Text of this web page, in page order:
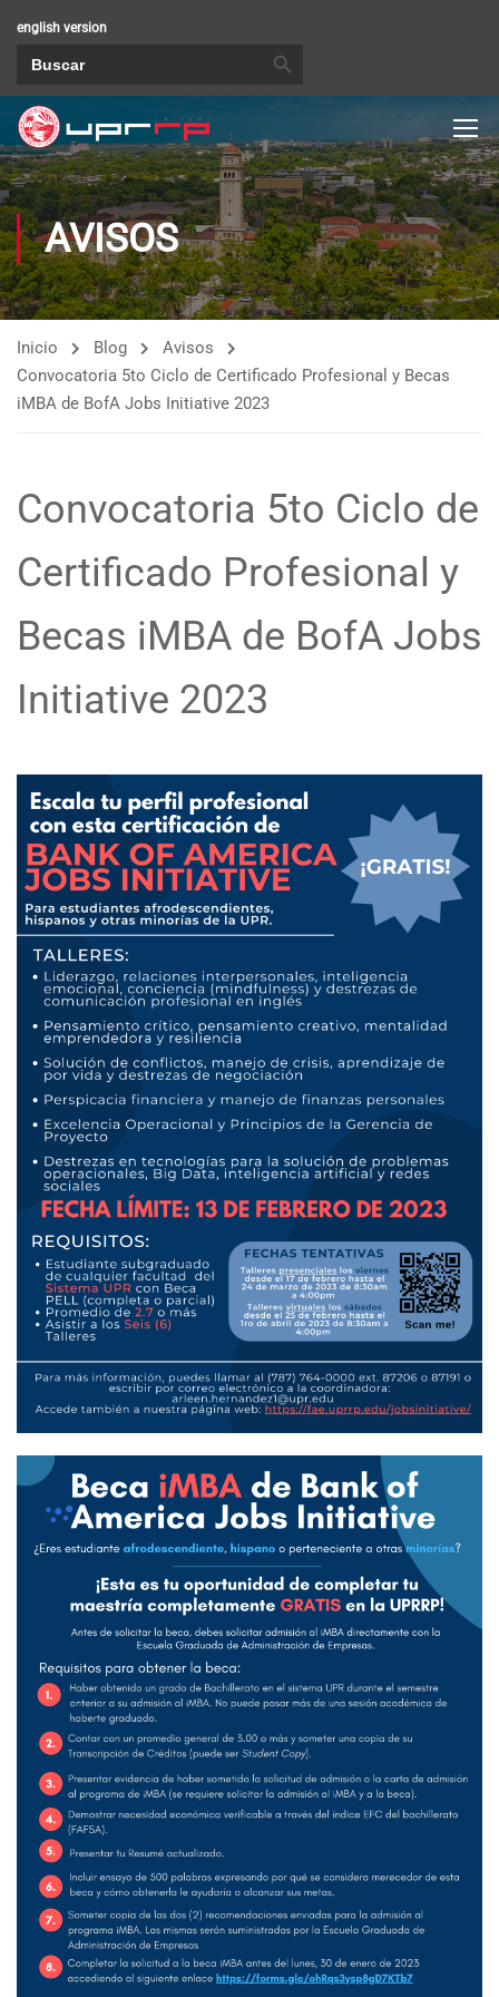
english version
AVISOS
Inicio Blog
Avisos
Convocatoria 5to Ciclo de Certificado Profesional y Becas
iMBA de BofA Jobs Initiative 2023
Convocatoria 5to Ciclo de
Certificado Profesional y
Becas iMBA de BofA Jobs
Initiative 2023